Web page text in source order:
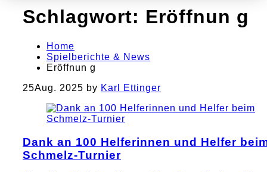
Schlagwort: Eröffnun g
Home
Spielberichte & News
Eröffnun g
25Aug. 2025 by Karl Ettinger
Dank an 100 Helferinnen und Helfer
Schmelz-Turnier